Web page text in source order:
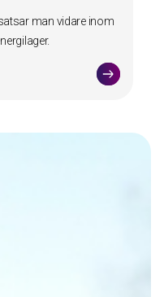
man vidare inom